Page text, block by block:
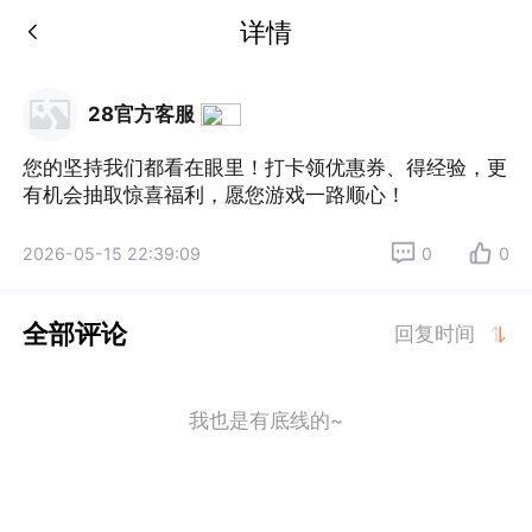
详情
28官方客服
您的坚持我们都看在眼里！打卡领优惠券、得经验，更
有机会抽取惊喜福利，愿您游戏一路顺心！
2026-05-15 22:39:09 0 0
全部评论 回复时间
我也是有底线的~